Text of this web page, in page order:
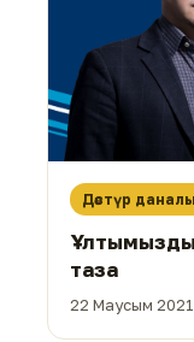
Дәстүр
таза
22 Маусым 2021